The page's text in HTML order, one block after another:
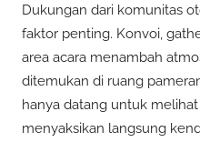
Dukungan dari komunitas
faktor penting. Konvoi,
area acara menambah
ditemukan di ruang
hanya datang untuk
menyaksikan langsung